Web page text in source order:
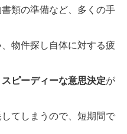
類の準備など、多くの手
物件探し自体に対する疲
スピーディーな意思決定が
てしまうので、短期間で